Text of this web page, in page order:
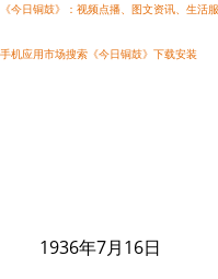
《今日铜鼓》：视频点播、图文资讯、生活
手机应用市场搜索《今日铜鼓》下载安装
1936年7月16日